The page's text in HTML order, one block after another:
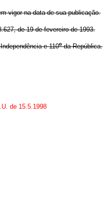
vigor na data de sua publicação.
de 19 de fevereiro de 1993.
e 110oda República.
de 15.5.1998